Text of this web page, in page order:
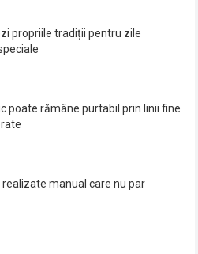
propriile tradiții pentru zile
poate rămâne purtabil prin linii fine
realizate manual care nu par